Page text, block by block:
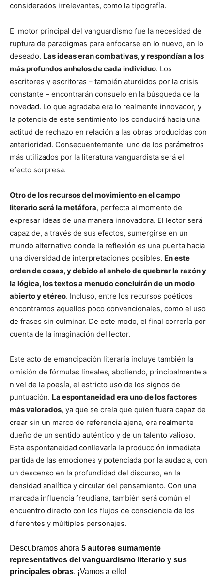
considerados irrelevantes, como la tipografía.
El motor principal del vanguardismo fue la necesidad de
ruptura de paradigmas para enfocarse en lo nuevo, en lo
deseado. Las ideas eran combativas, y respondían a los
más profundos anhelos de cada individuo. Los
escritores y escritoras – también aturdidos por la crisis
constante – encontrarán consuelo en la búsqueda de la
novedad. Lo que agradaba era lo realmente innovador, y
la potencia de este sentimiento los conducirá hacia una
actitud de rechazo en relación a las obras producidas con
anterioridad. Consecuentemente, uno de los parámetros
más utilizados por la literatura vanguardista será el
efecto sorpresa.
Otro de los recursos del movimiento en el campo
literario será la metáfora, perfecta al momento de
expresar ideas de una manera innovadora. El lector será
capaz de, a través de sus efectos, sumergirse en un
mundo alternativo donde la reflexión es una puerta hacia
una diversidad de interpretaciones posibles. En este
orden de cosas, y debido al anhelo de quebrar la razón y
la lógica, los textos a menudo concluirán de un modo
abierto y etéreo. Incluso, entre los recursos poéticos
encontramos aquellos poco convencionales, como el uso
de frases sin culminar. De este modo, el final correría por
cuenta de la imaginación del lector.
Este acto de emancipación literaria incluye también la
omisión de fórmulas lineales, aboliendo, principalmente a
nivel de la poesía, el estricto uso de los signos de
puntuación. La espontaneidad era uno de los factores
más valorados, ya que se creía que quien fuera capaz de
crear sin un marco de referencia ajena, era realmente
dueño de un sentido auténtico y de un talento valioso.
Esta espontaneidad conllevaría la producción inmediata
partida de las emociones y potenciada por la audacia, con
un descenso en la profundidad del discurso, en la
densidad analítica y circular del pensamiento. Con una
marcada influencia freudiana, también será común el
encuentro directo con los flujos de consciencia de los
diferentes y múltiples personajes.
Descubramos ahora 5 autores sumamente
representativos del vanguardismo literario y sus
principales obras. ¡Vamos a ello!